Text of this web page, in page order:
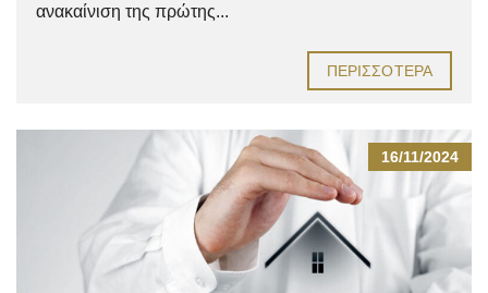
ανακαίνιση της πρώτης...
ΠΕΡΙΣΣΌΤΕΡΑ
16/11/2024